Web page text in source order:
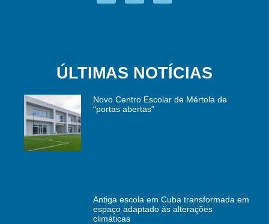
ÚLTIMAS NOTÍCIAS
Novo Centro Escolar de Mértola de
“portas abertas”
Antiga escola em Cuba transformada em
espaço adaptado às alterações
climáticas